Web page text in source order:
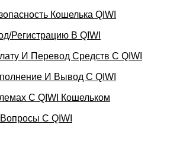
Кошелька QIWI
регистрацию В QIWI
И Перевод Средств C QIWI
И Вывод С QIWI
С QIWI Кошельком
С QIWI